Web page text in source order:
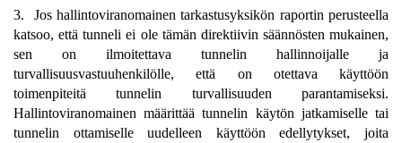
3. Jos hallintoviranomainen tarkastusyksikön raportin perusteella
katsoo, että tunneli ei ole tämän direktiivin säännösten mukainen,
sen on ilmoitettava tunnelin hallinnoijalle ja
turvallisuusvastuuhenkilölle, että on otettava käyttöön
toimenpiteitä tunnelin turvallisuuden parantamiseksi.
Hallintoviranomainen määrittää tunnelin käytön jatkamiselle tai
tunnelin ottamiselle uudelleen käyttöön edellytykset, joita